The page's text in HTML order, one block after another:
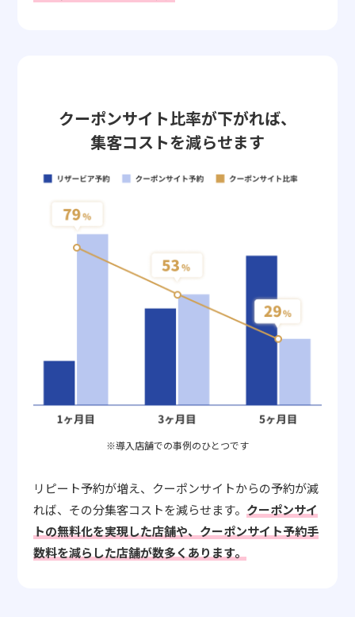
クーポンサイト比率が下がれば、
集客コストを減らせます
※導入店舗での事例のひとつです
リピート予約が増え、クーポンサイトからの予約が減
れば、その分集客コストを減らせます。クーポンサイ
トの無料化を実現した店舗や、クーポンサイト予約手
数料を減らした店舗が数多くあります。